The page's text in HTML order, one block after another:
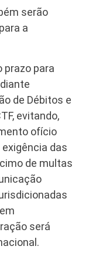
serão
a
prazo para
de Débitos e
evitando,
ofício
das
de multas
será